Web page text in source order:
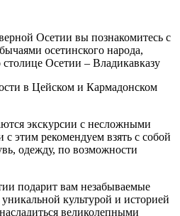
Осетии вы познакомитесь с
осетинского народа,
Осетии ‒ Владикавказу
в Цейском и Кармадонском
экскурсии с несложными
с этим рекомендуем взять с собой
одежду, по возможности
подарит вам незабываемые
культурой и историей
великолепными